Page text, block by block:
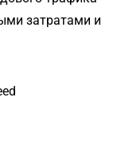
затратами и